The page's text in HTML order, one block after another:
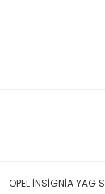
OPEL İNSİGNİA YAG